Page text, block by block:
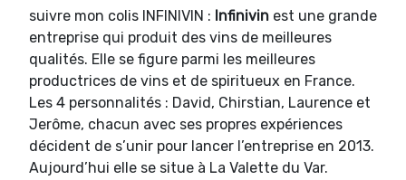
suivre mon colis INFINIVIN : Infinivin est une grande
entreprise qui produit des vins de meilleures
qualités. Elle se figure parmi les meilleures
productrices de vins et de spiritueux en France.
Les 4 personnalités : David, Chirstian, Laurence et
Jerôme, chacun avec ses propres expériences
décident de s’unir pour lancer l’entreprise en 2013.
Aujourd’hui elle se situe à La Valette du Var.